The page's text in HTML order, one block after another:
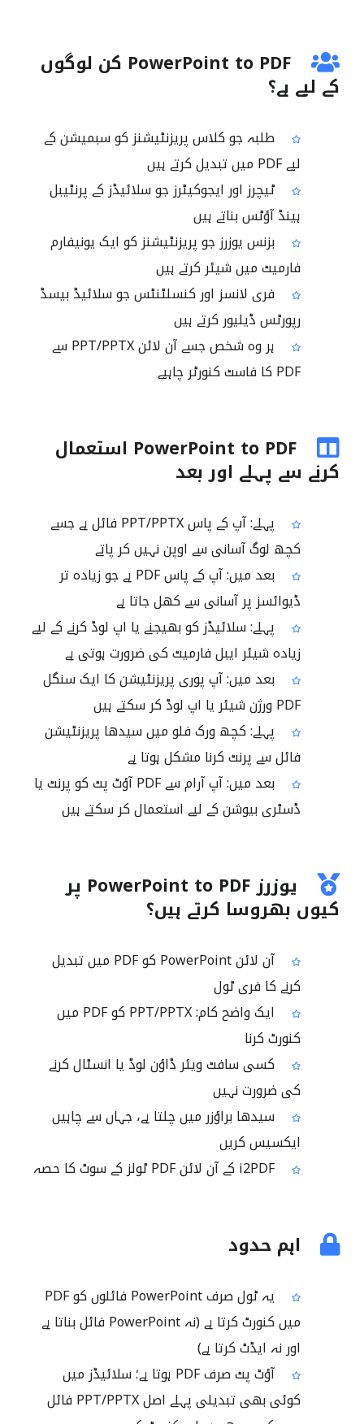
PowerPoint to PDF کن لوگوں
کے لیے ہے؟
طلبہ جو کلاس پریزنٹیشنز کو سبمیشن کے
لیے PDF میں تبدیل کرتے ہیں
ٹیچرز اور ایجوکیٹرز جو سلائیڈز کے پرنٹیبل
ہینڈ آؤٹس بناتے ہیں
بزنس یوزرز جو پریزنٹیشنز کو ایک یونیفارم
فارمیٹ میں شیئر کرتے ہیں
فری لانسز اور کنسلٹنٹس جو سلائیڈ بیسڈ
رپورٹس ڈیلیور کرتے ہیں
ہر وہ شخص جسے آن لائن PPT/PPTX سے
PDF کا فاسٹ کنورٹر چاہیے
PowerPoint to PDF استعمال
کرنے سے پہلے اور بعد
پہلے: آپ کے پاس PPT/PPTX فائل ہے جسے
کچھ لوگ آسانی سے اوپن نہیں کر پاتے
بعد میں: آپ کے پاس PDF ہے جو زیادہ تر
ڈیوائسز پر آسانی سے کھل جاتا ہے
پہلے: سلائیڈز کو بھیجنے یا اپ لوڈ کرنے کے لیے
زیادہ شیئر ایبل فارمیٹ کی ضرورت ہوتی ہے
بعد میں: آپ پوری پریزنٹیشن کا ایک سنگل
PDF ورژن شیئر یا اپ لوڈ کر سکتے ہیں
پہلے: کچھ ورک فلو میں سیدھا پریزنٹیشن
فائل سے پرنٹ کرنا مشکل ہوتا ہے
بعد میں: آپ آرام سے PDF آؤٹ پٹ کو پرنٹ یا
ڈسٹری بیوشن کے لیے استعمال کر سکتے ہیں
یوزرز PowerPoint to PDF پر
کیوں بھروسا کرتے ہیں؟
آن لائن PowerPoint کو PDF میں تبدیل
کرنے کا فری ٹول
ایک واضح کام: PPT/PPTX کو PDF میں
کنورٹ کرنا
کسی سافٹ ویئر ڈاؤن لوڈ یا انسٹال کرنے
کی ضرورت نہیں
سیدھا براؤزر میں چلتا ہے، جہاں سے چاہیں
ایکسیس کریں
اہم حدود
یہ ٹول صرف PowerPoint فائلوں کو PDF
میں کنورٹ کرتا ہے (نہ PowerPoint فائل بناتا ہے
اور نہ ایڈٹ کرتا ہے)
آؤٹ پٹ صرف PDF ہوتا ہے؛ سلائیڈز میں
کوئی بھی تبدیلی پہلے اصل PPT/PPTX فائل